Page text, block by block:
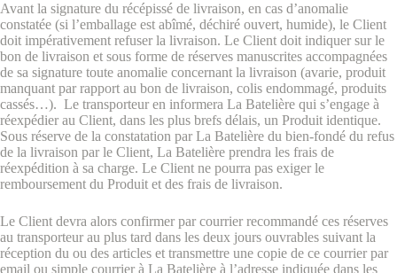
Avant la signature du récépissé de livraison, en cas d’anomalie
constatée (si l’emballage est abîmé, déchiré ouvert, humide), le Client
doit impérativement refuser la livraison. Le Client doit indiquer sur le
bon de livraison et sous forme de réserves manuscrites accompagnées
de sa signature toute anomalie concernant la livraison (avarie, produit
manquant par rapport au bon de livraison, colis endommagé, produits
cassés…). Le transporteur en informera La Batelière qui s’engage à
réexpédier au Client, dans les plus brefs délais, un Produit identique.
Sous réserve de la constatation par La Batelière du bien-fondé du refus
de la livraison par le Client, La Batelière prendra les frais de
réexpédition à sa charge. Le Client ne pourra pas exiger le
remboursement du Produit et des frais de livraison.
Le Client devra alors confirmer par courrier recommandé ces réserves
au transporteur au plus tard dans les deux jours ouvrables suivant la
réception du ou des articles et transmettre une copie de ce courrier par
email ou simple courrier à La Batelière à l’adresse indiquée dans les